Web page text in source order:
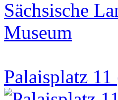
Sächsische
Museum
Palaisplatz